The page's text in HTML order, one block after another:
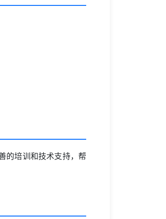
的培训和技术支持，帮